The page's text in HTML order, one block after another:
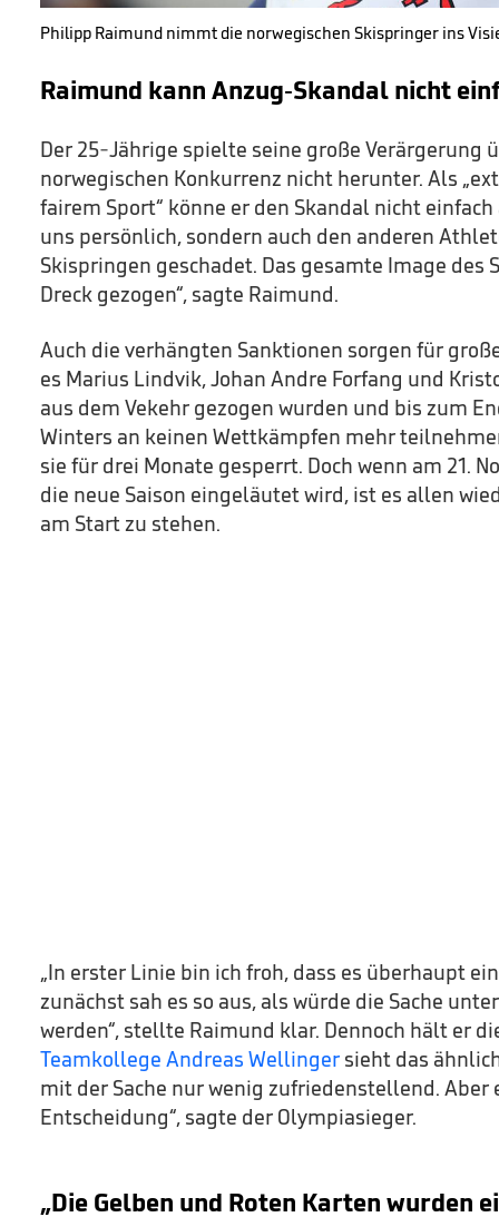
Philipp Raimund nimmt die norwegischen Skispringer ins
Raimund kann Anzug-Skandal nicht
Der 25-Jährige spielte seine große Verärgerung
norwegischen Konkurrenz nicht herunter. Als
fairem Sport“ könne er den Skandal nicht
uns persönlich, sondern auch den anderen
Skispringen geschadet. Das gesamte Image des
Dreck gezogen“, sagte Raimund.
Auch die verhängten Sanktionen sorgen für
es Marius Lindvik, Johan Andre Forfang und
aus dem Vekehr gezogen wurden und bis zum
Winters an keinen Wettkämpfen mehr
sie für drei Monate gesperrt. Doch wenn am 21.
die neue Saison eingeläutet wird, ist es allen
am Start zu stehen.
„In erster Linie bin ich froh, dass es überhaupt
zunächst sah es so aus, als würde die Sache
werden“, stellte Raimund klar. Dennoch hält er
Teamkollege Andreas Wellinger sieht das
mit der Sache nur wenig zufriedenstellend. Aber
Entscheidung“, sagte der Olympiasieger.
„Die Gelben und Roten Karten wurden